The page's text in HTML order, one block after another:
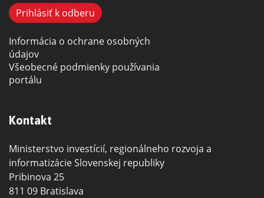
Informácia o ochrane osobných
údajov
Všeobecné podmienky používania
portálu
Kontakt
Ministerstvo investícií, regionálneho rozvoja a
informatizácie Slovenskej republiky
Pribinova 25
811 09 Bratislava